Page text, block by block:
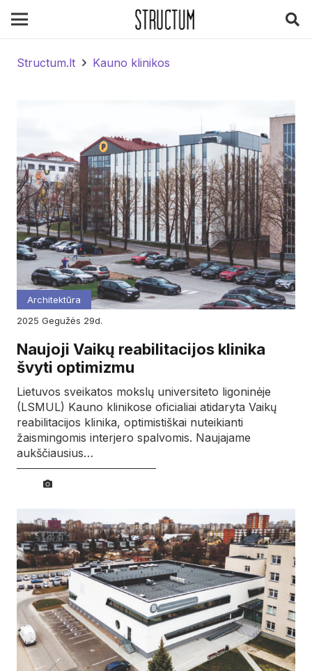
Structum.lt Kauno klinikos
Architektūra
2025
gegužės 29d.
Naujoji Vaikų reabilitacijos klinika
švyti optimizmu
Lietuvos sveikatos mokslų universiteto ligoninėje
(LSMUL) Kauno klinikose oficialiai atidaryta Vaikų
reabilitacijos klinika, optimistiškai nuteikianti
žaismingomis interjero spalvomis. Naujajame
aukščiausius…